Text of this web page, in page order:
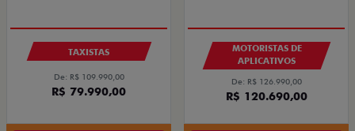
TAXISTAS
De: R$ 109.990,00
R$ 79.990,00
MOTORISTAS DE
APLICATIVOS
De: R$ 126.990,00
R$ 120.690,00